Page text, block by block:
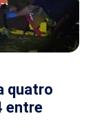
quatro
entre